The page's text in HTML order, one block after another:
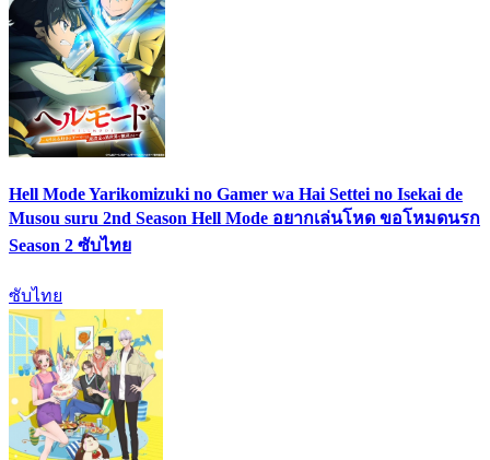
Hell Mode Yarikomizuki no Gamer wa Hai Settei no Isekai de
Musou suru 2nd Season Hell Mode อยากเล่นโหด ขอโหมดนรก
Season 2 ซับไทย
ซับไทย